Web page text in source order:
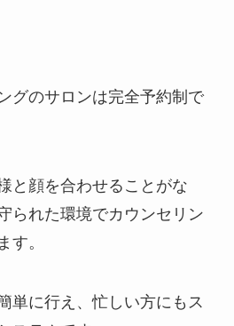
グのサロンは完全予約制で
と顔を合わせることがな
られた環境でカウンセリン
す。
単に行え、忙しい方にもス